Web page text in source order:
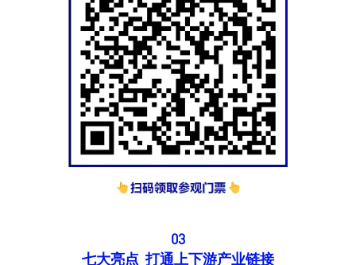
03
七大亮点 打通上下游产业链接